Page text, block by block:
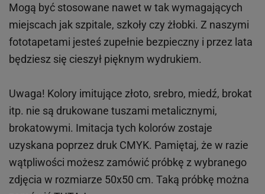
Mogą być stosowane nawet w tak wymagających
miejscach jak szpitale, szkoły czy żłobki. Z naszymi
fototapetami jesteś zupełnie bezpieczny i przez lata
będziesz się cieszył pięknym wydrukiem.
Uwaga! Kolory imitujące złoto, srebro, miedź, brokat
itp. nie są drukowane tuszami metalicznymi,
brokatowymi. Imitacja tych kolorów zostaje
uzyskana poprzez druk CMYK. Pamiętaj, że w razie
wątpliwości możesz zamówić próbkę z wybranego
zdjęcia w rozmiarze 50x50 cm. Taką próbkę można